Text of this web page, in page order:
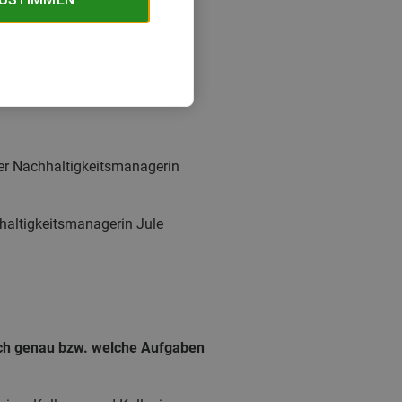
Nachhaltigkeitsmanagerin
Jule
genau bzw. welche Aufgaben